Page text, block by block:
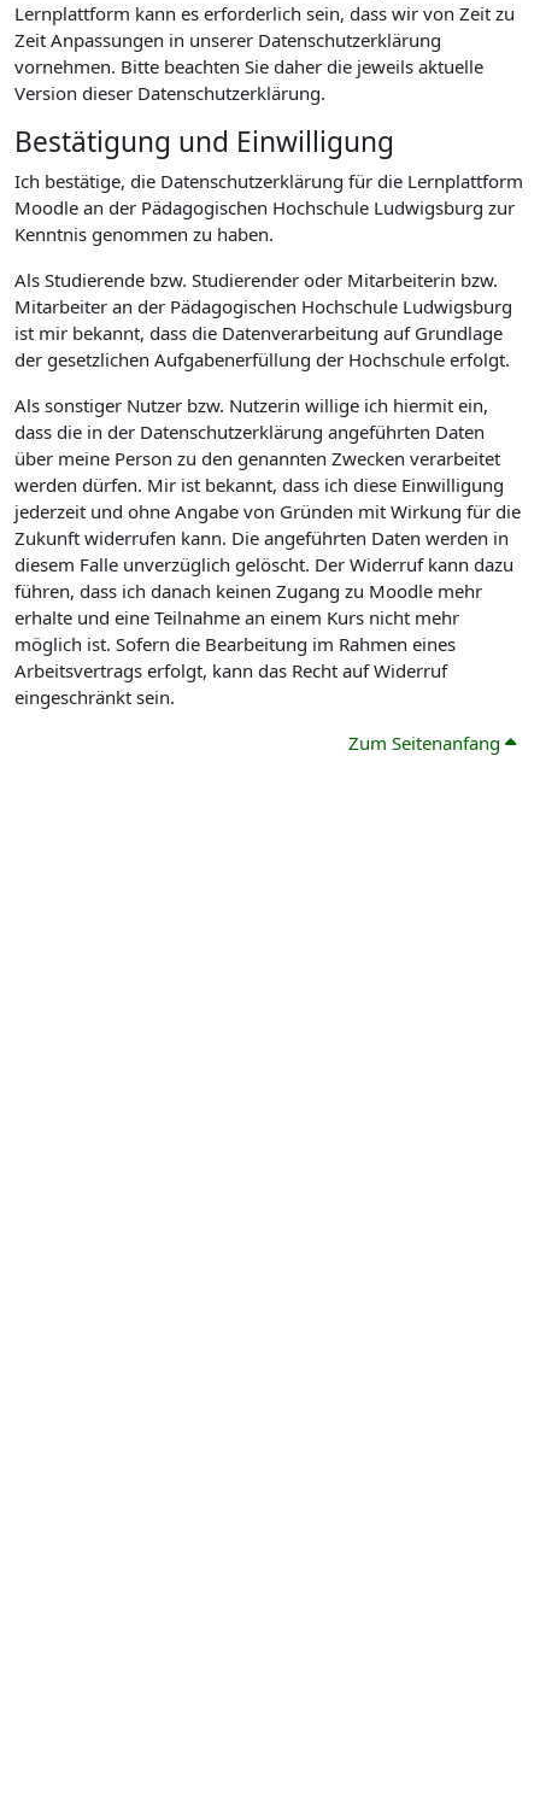
Lernplattform kann es erforderlich sein, dass wir von Zeit zu
Zeit Anpassungen in unserer Datenschutzerklärung
vornehmen. Bitte beachten Sie daher die jeweils aktuelle
Version dieser Datenschutzerklärung.
Bestätigung und Einwilligung
Ich bestätige, die Datenschutzerklärung für die Lernplattform
Moodle an der Pädagogischen Hochschule Ludwigsburg zur
Kenntnis genommen zu haben.
Als Studierende bzw. Studierender oder Mitarbeiterin bzw.
Mitarbeiter an der Pädagogischen Hochschule Ludwigsburg
ist mir bekannt, dass die Datenverarbeitung auf Grundlage
der gesetzlichen Aufgabenerfüllung der Hochschule erfolgt.
Als sonstiger Nutzer bzw. Nutzerin willige ich hiermit ein,
dass die in der Datenschutzerklärung angeführten Daten
über meine Person zu den genannten Zwecken verarbeitet
werden dürfen. Mir ist bekannt, dass ich diese Einwilligung
jederzeit und ohne Angabe von Gründen mit Wirkung für die
Zukunft widerrufen kann. Die angeführten Daten werden in
diesem Falle unverzüglich gelöscht. Der Widerruf kann dazu
führen, dass ich danach keinen Zugang zu Moodle mehr
erhalte und eine Teilnahme an einem Kurs nicht mehr
möglich ist. Sofern die Bearbeitung im Rahmen eines
Arbeitsvertrags erfolgt, kann das Recht auf Widerruf
eingeschränkt sein.
Zum Seitenanfang